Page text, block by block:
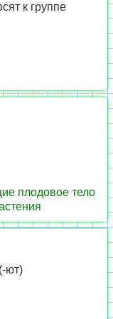
к груп­пе
пло­до­вое тело
ют)